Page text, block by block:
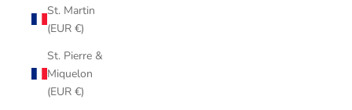
St. Martin
(EUR €)
St. Pierre &
Miquelon
(EUR €)